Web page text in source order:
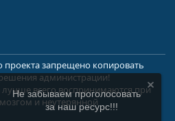
запрещено копировать
администрации!
всего воспринимаются при
и неутерянной
Не забываем проголосовать
за наш ресурс!!!